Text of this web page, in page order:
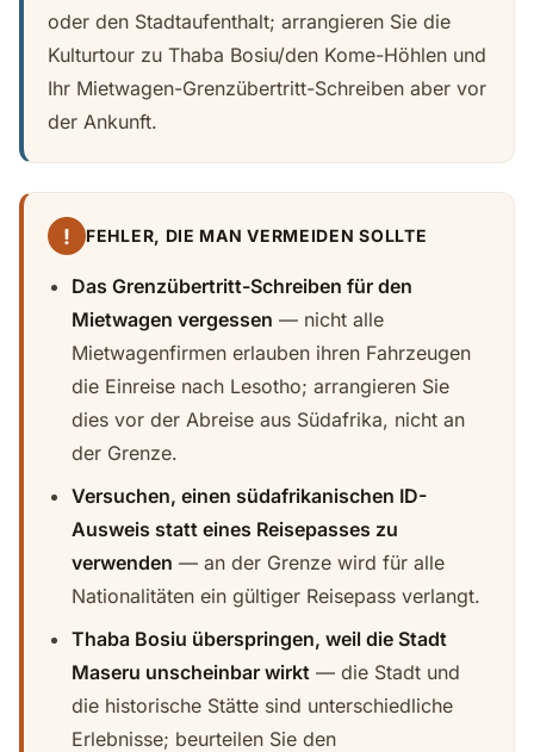
oder den Stadtaufenthalt; arrangieren Sie die
Kulturtour zu Thaba Bosiu/den Kome-Höhlen und
Ihr Mietwagen-Grenzübertritt-Schreiben aber vor
der Ankunft.
! FEHLER, DIE MAN VERMEIDEN SOLLTE
Das Grenzübertritt-Schreiben für den
Mietwagen vergessen — nicht alle
Mietwagenfirmen erlauben ihren Fahrzeugen
die Einreise nach Lesotho; arrangieren Sie
dies vor der Abreise aus Südafrika, nicht an
der Grenze.
Versuchen, einen südafrikanischen ID-
Ausweis statt eines Reisepasses zu
verwenden — an der Grenze wird für alle
Nationalitäten ein gültiger Reisepass verlangt.
Thaba Bosiu überspringen, weil die Stadt
Maseru unscheinbar wirkt — die Stadt und
die historische Stätte sind unterschiedliche
Erlebnisse; beurteilen Sie den